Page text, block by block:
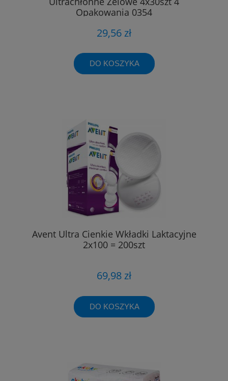
Opakowania 0354
29,56 zł
DO KOSZYKA
Avent Ultra Cienkie Wkładki Laktacyjne
2x100 = 200szt
69,98 zł
DO KOSZYKA